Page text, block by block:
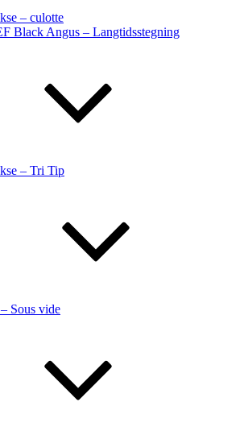
– culotte
Black Angus – Langtidsstegning
– Tri Tip
Sous vide